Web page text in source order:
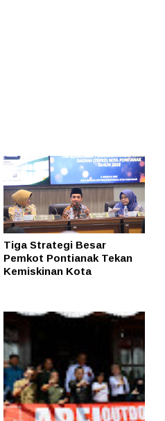
Tiga Strategi Besar
Pemkot Pontianak Tekan
Kemiskinan Kota